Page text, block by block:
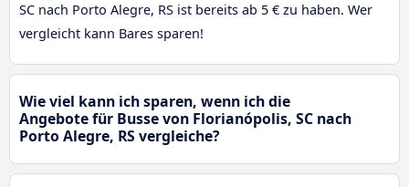
SC nach Porto Alegre, RS ist bereits ab 5 € zu haben. Wer
vergleicht kann Bares sparen!
Wie viel kann ich sparen, wenn ich die
Angebote für Busse von Florianópolis, SC nach
Porto Alegre, RS vergleiche?